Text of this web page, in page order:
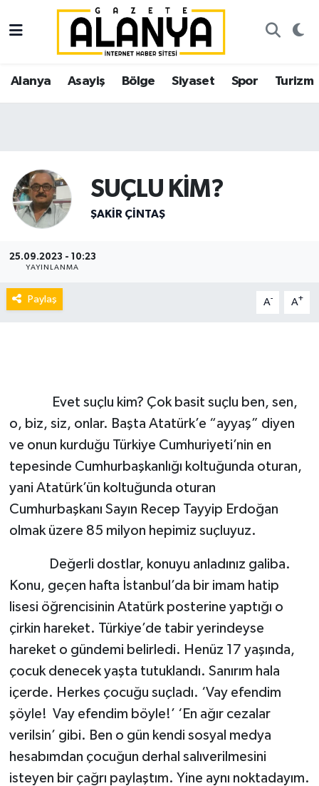
Alanya Asayiş Bölge Siyaset Spor Turizm
SUÇLU KİM?
ŞAKIR ÇINTAŞ
25.09.2023 - 10:23
YAYINLANMA
Paylaş A- A+
Evet suçlu kim? Çok basit suçlu ben, sen,
o, biz, siz, onlar. Başta Atatürk’e “ayyaş” diyen
ve onun kurduğu Türkiye Cumhuriyeti’nin en
tepesinde Cumhurbaşkanlığı koltuğunda oturan,
yani Atatürk’ün koltuğunda oturan
Cumhurbaşkanı Sayın Recep Tayyip Erdoğan
olmak üzere 85 milyon hepimiz suçluyuz.
Değerli dostlar, konuyu anladınız galiba.
Konu, geçen hafta İstanbul’da bir imam hatip
lisesi öğrencisinin Atatürk posterine yaptığı o
çirkin hareket. Türkiye’de tabir yerindeyse
hareket o gündemi belirledi. Henüz 17 yaşında,
çocuk denecek yaşta tutuklandı. Sanırım hala
içerde. Herkes çocuğu suçladı. ‘Vay efendim
şöyle! Vay efendim böyle!’ ‘En ağır cezalar
verilsin’ gibi. Ben o gün kendi sosyal medya
hesabımdan çocuğun derhal salıverilmesini
isteyen bir çağrı paylaştım. Yine aynı noktadayım.
Alanya
Asayiş
Spor
Ekonomi
Gazipaşa
İstanbul Nöbetçi Eczaneler
İstanbul Hava Durumu
Tüm Manşetler
Haber Arşivi